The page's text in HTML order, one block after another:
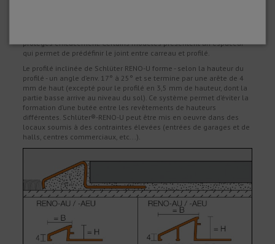
protégés efficacement. Certains modèles présentent un espaceur
qui permet de prédéfinir le joint entre carreau et profilé.
Le profilé inclinée de Schlüter RENO-U forme - selon la hauteur du
profilé - un angle d’env. 17° à 25° et se termine par une arête de 4
mm de haut (excepté pour le profilé en 3,5 mm de hauteur, dont la
partie basse arrive au niveau du sol). Ce système permet d’éviter la
formation d’une butée entre les revêtements de hauteurs
différentes. Schlüter®-RENO-U peut être mis en oeuvre dans des
locaux soumis à des contraintes élevées (entrées de garages et de
halls, centres commerciaux, etc...).